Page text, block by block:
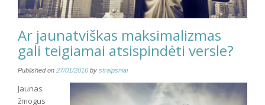
Ar jaunatviškas maksimalizmas
gali teigiamai atsispindėti versle?
Published on 27/01/2016 by straipsniai
Jaunas
žmogus